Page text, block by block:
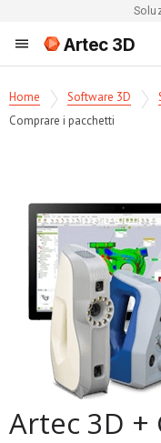
Artec 3D
Home Software 3D
Comprare i pacchetti
Artec 3D +